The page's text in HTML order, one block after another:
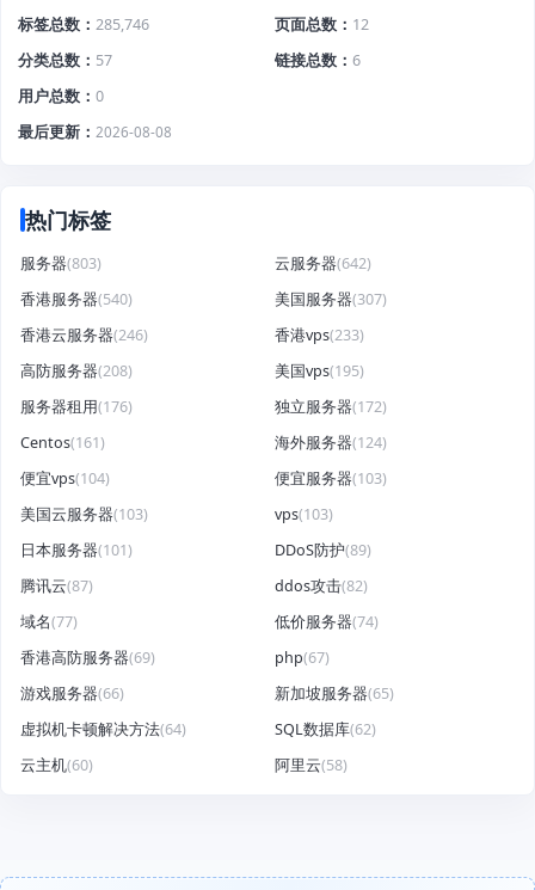
标签总数
285,746 页面总数
12
分类总数
57 链接总数
6
用户总数
0
最后更新
2026-08-08
热门标签
服务器(803) 云服务器(642)
香港服务器(540) 美国服务器(307)
香港云服务器(246) 香港vps(233)
高防服务器(208) 美国vps(195)
服务器租用(176) 独立服务器(172)
Centos(161) 海外服务器(124)
便宜vps(104) 便宜服务器(103)
美国云服务器(103) vps(103)
日本服务器(101) DDoS防护(89)
腾讯云(87) ddos攻击(82)
域名(77) 低价服务器(74)
香港高防服务器(69) php(67)
游戏服务器(66) 新加坡服务器(65)
虚拟机卡顿解决方法(64) SQL数据库(62)
云主机(60) 阿里云(58)